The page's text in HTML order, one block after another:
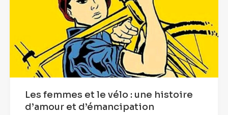
Les femmes et le vélo : une histoire
d’amour et d’émancipation